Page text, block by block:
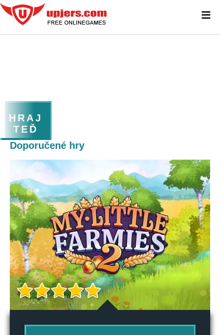
HRAJ
TEĎ
Doporučené hry
≡